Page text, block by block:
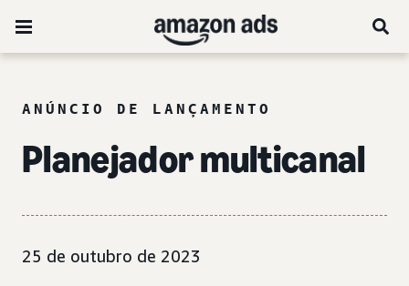
ANÚNCIO DE LANÇAMENTO
Planejador multicanal
25 de outubro de 2023